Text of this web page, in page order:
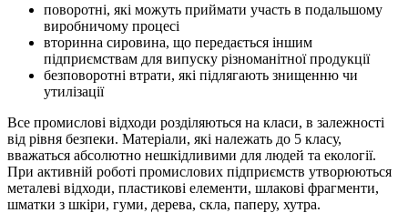
поворотні, які можуть приймати участь в подальшому
виробничому процесі
вторинна сировина, що передається іншим
підприємствам для випуску різноманітної продукції
безповоротні втрати, які підлягають знищенню чи
утилізації
Все промислові відходи розділяються на класи, в залежності
від рівня безпеки. Матеріали, які належать до 5 класу,
вважаться абсолютно нешкідливими для людей та екології.
При активній роботі промислових підприємств утворюються
металеві відходи, пластикові елементи, шлакові фрагменти,
шматки з шкіри, гуми, дерева, скла, паперу, хутра.